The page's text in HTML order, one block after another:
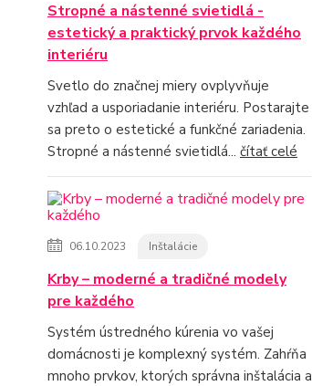
Stropné a nástenné svietidlá -
estetický a praktický prvok každého
interiéru
Svetlo do značnej miery ovplyvňuje
vzhľad a usporiadanie interiéru. Postarajte
sa preto o estetické a funkčné zariadenia.
Stropné a nástenné svietidlá... čítať celé
06.10.2023 Inštalácie
Krby – moderné a tradičné modely
pre každého
Systém ústredného kúrenia vo vašej
domácnosti je komplexný systém. Zahŕňa
mnoho prvkov, ktorých správna inštalácia a